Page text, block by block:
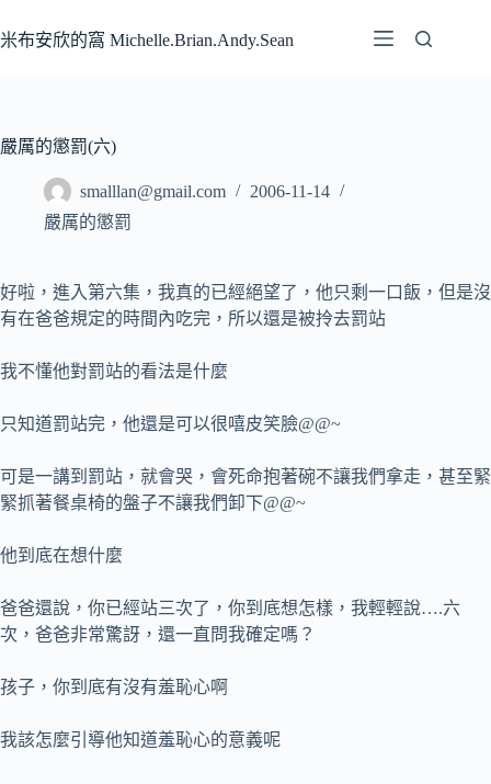
至
容
米布安欣的窩 Michelle.Brian.Andy.Sean
嚴厲的懲罰(六)
smalllan@gmail.com
2006-11-14
嚴厲的懲罰
好啦，進入第六集，我真的已經絕望了，他只剩一口飯，但是沒
有在爸爸規定的時間內吃完，所以還是被拎去罰站
我不懂他對罰站的看法是什麼
只知道罰站完，他還是可以很嘻皮笑臉@@~
可是一講到罰站，就會哭，會死命抱著碗不讓我們拿走，甚至緊
緊抓著餐桌椅的盤子不讓我們卸下@@~
他到底在想什麼
爸爸還說，你已經站三次了，你到底想怎樣，我輕輕說….六
次，爸爸非常驚訝，還一直問我確定嗎？
孩子，你到底有沒有羞恥心啊
我該怎麼引導他知道羞恥心的意義呢